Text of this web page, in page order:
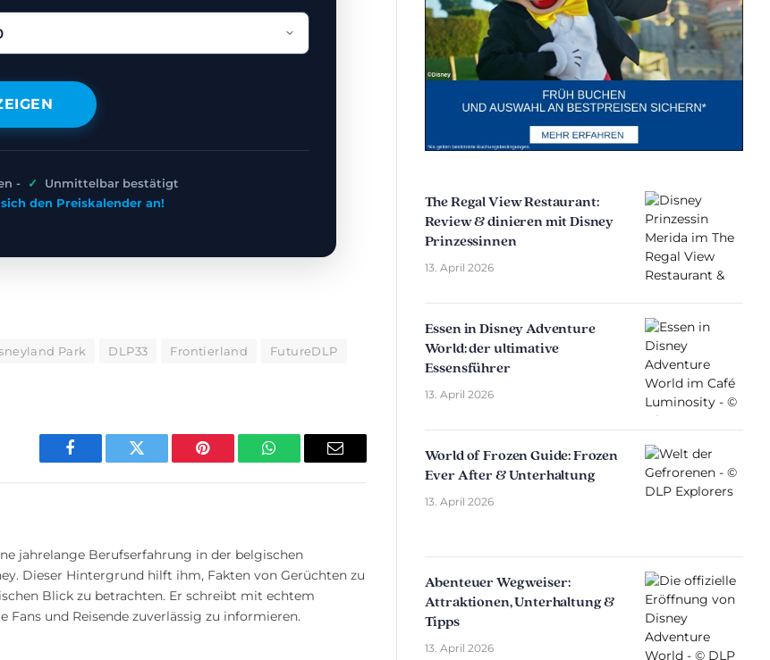
- ✓
Unmittelbar bestätigt
den Preiskalender an!
Park DLP33 Frontierland
FutureDLP
Facebook Twitter Pinterest WhatsAppE-
jahrelange Berufserfahrung in der belgischen
Dieser Hintergrund hilft ihm, Fakten von Gerüchten zu
Blick zu betrachten. Er schreibt mit echtem
und Reisende zuverlässig zu informieren.
The Regal View Restaurant:
Review & dinieren mit Disney
Prinzessinnen
13. April 2026
Essen in Disney Adventure
World: der ultimative
Essensführer
13. April 2026
World of Frozen Guide: Frozen
Ever After & Unterhaltung
13. April 2026
Abenteuer Wegweiser:
Attraktionen, Unterhaltung &
Tipps
13. April 2026